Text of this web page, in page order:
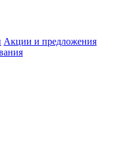
Акции и предложения